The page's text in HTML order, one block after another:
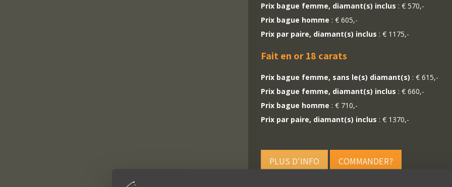
Prix bague femme, diamant(s) inclus : € 570,-
Prix bague homme : € 605,-
Prix par paire, diamant(s) inclus : € 1175,-
Fait en or 18 carats
Prix bague femme, sans le(s) diamant(s) : € 615,-
Prix bague femme, diamant(s) inclus : € 660,-
Prix bague homme : € 710,-
Prix par paire, diamant(s) inclus : € 1370,-
PLUS D'INFO COMMANDER?